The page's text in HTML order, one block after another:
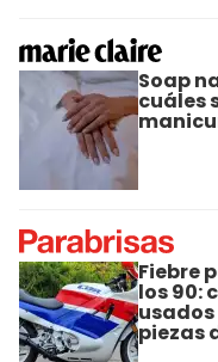
Soap
cuáles
Fiebre
los 90:
piezas